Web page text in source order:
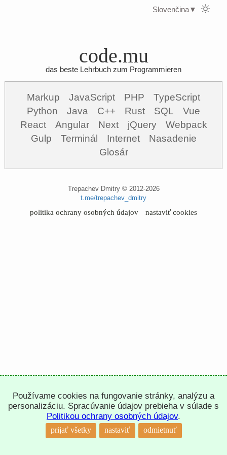
code.mu
das beste Lehrbuch zum Programmieren
Markup JavaScript PHP
TypeScript
Python
Java C++ Rust SQL
Vue
React
Angular Next jQuery
Webpack
Gulp
Terminál Internet
Nasadenie
Glosár
Trepachev Dmitry © 2012-2026
t.me/trepachev_dmitry
politika ochrany osobných údajov nastaviť cookies
Slovenčina▼
Používame cookies na fungovanie stránky, analýzu a
personalizáciu. Spracúvanie údajov prebieha v súlade s
Politikou ochrany osobných údajov.
prijať všetky nastaviť odmietnuť